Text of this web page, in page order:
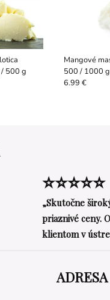
500 g
Mangové
500 / 1000 g
6.99 €
⭐⭐⭐⭐⭐
„Skutočne
priaznivé ceny.
klientom v
ADRESA